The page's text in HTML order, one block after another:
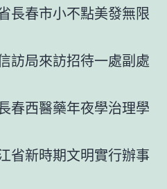
春市小不點美發無限
局來訪招待一處副處
西醫藥年夜學治理學
新時期文明實行辦事